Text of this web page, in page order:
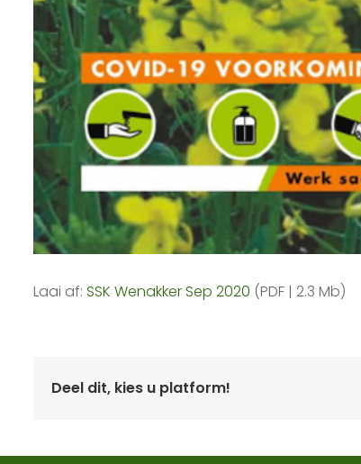
Laai af: SSK Wenakker Sep 2020 (PDF | 2.3 Mb)
Deel dit, kies u platform!